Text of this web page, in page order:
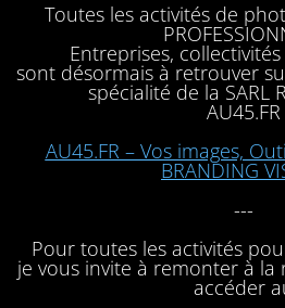
Toutes les activités de
Entreprises,
sont désormais à retrouver
spécialité de la SARL
AU45.FR
AU45.FR – Vos images,
BRANDING
---
Pour toutes les activités pour
je vous invite à remonter à la
accéder